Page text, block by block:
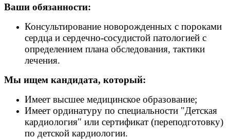
Ваши обязанности:
Консультирование новорожденных с пороками
сердца и сердечно-сосудистой патологией с
определением плана обследования, тактики
лечения.
Мы ищем кандидата, который:
Имеет высшее медицинское образование;
Имеет ординатуру по специальности "Детская
кардиология" или сертификат (переподготовку)
по детской кардиологии.